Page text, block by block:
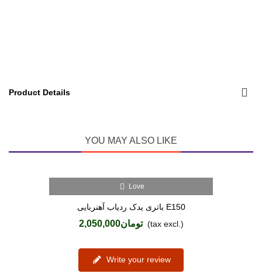
Product Details
YOU MAY ALSO LIKE
Love
باتری یدک ردیاب آهنربایی E150
تومان2,050,000 (tax excl.)
Write your review